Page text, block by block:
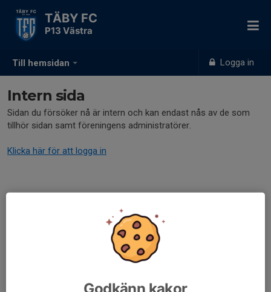
Till hemsidan Logga in
TÄBY FC
P13 Västra
Intern sida
Sidan du försöker nå är intern och kan endast nås av de som
tillhör sidan samt föreningens administratörer.
Klicka här för att logga in
Godkänn kakor